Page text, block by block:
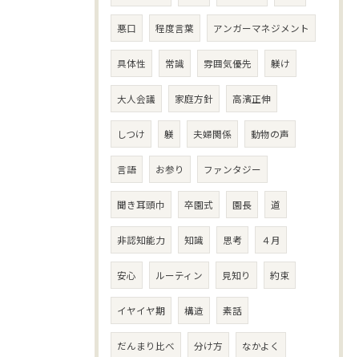
悪口 程度言葉 アンガーマネジメント
具体性 常識 雰囲気優先 躾け
大人会議 家庭方針 高濱正伸
しつけ 躾 夫婦関係 動物の声
言語 お参り ファンタジー
聞き耳頭巾 卒園式 園長 道
非認知能力 知識 思考 ４月
安心 ルーティン 見知り 約束
イヤイヤ期 構造 素話
だんまり比べ 分け方 なかよく